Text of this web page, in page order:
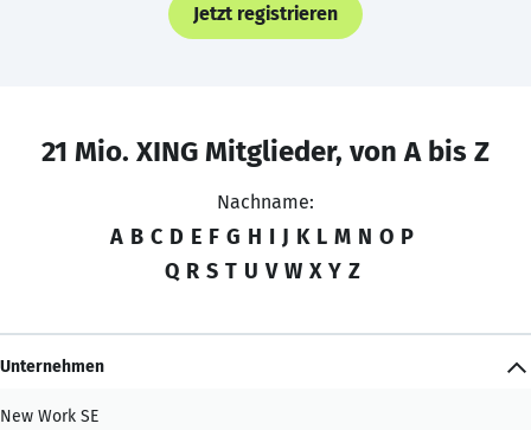
Jetzt registrieren
21 Mio. XING Mitglieder, von A bis Z
Nachname:
A B C D E F G H I J K L M N O P
Q R S T U V W X Y Z
Unternehmen
New Work SE